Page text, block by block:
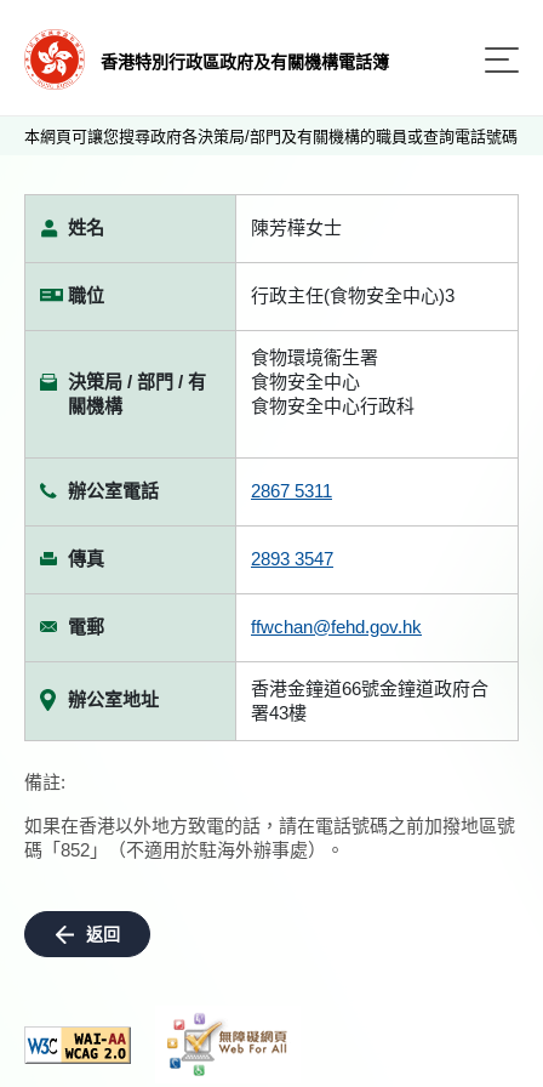
香港特別行政區政府及有關機構電話簿
本網頁可讓您搜尋政府各決策局/部門及有關機構的職員或查詢電話號碼
姓名 陳芳樺女士
職位 行政主任(食物安全中心)3
決策局 / 部門 / 有
關機構
食物環境衞生署
食物安全中心
食物安全中心行政科
辦公室電話 2867 5311
傳真 2893 3547
電郵 ffwchan@fehd.gov.hk
辦公室地址
香港金鐘道66號金鐘道政府合
署43樓
備註:
如果在香港以外地方致電的話，請在電話號碼之前加撥地區號
碼「852」（不適用於駐海外辦事處）。
返回